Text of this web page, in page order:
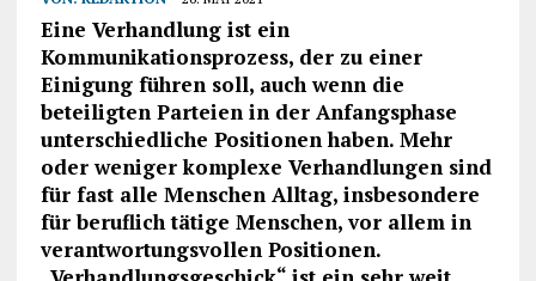
Eine Verhandlung ist ein
Kommunikationsprozess, der zu einer
Einigung führen soll, auch wenn die
beteiligten Parteien in der Anfangsphase
unterschiedliche Positionen haben. Mehr
oder weniger komplexe Verhandlungen sind
für fast alle Menschen Alltag, insbesondere
für beruflich tätige Menschen, vor allem in
verantwortungsvollen Positionen.